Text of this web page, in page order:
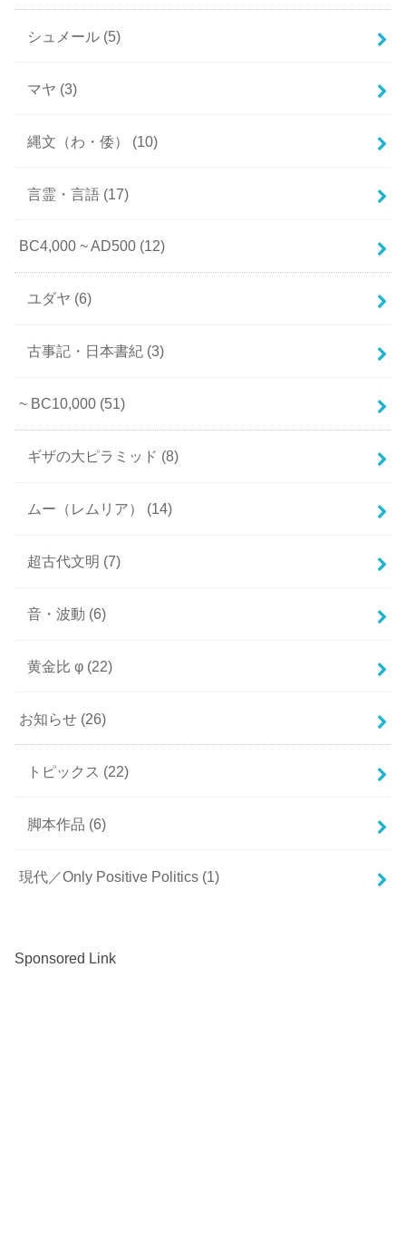
シュメール (5)
マヤ (3)
縄文（わ・倭） (10)
言霊・言語 (17)
BC4,000 ~ AD500 (12)
ユダヤ (6)
古事記・日本書紀 (3)
~ BC10,000 (51)
ギザの大ピラミッド (8)
ムー（レムリア） (14)
超古代文明 (7)
音・波動 (6)
黄金比 φ (22)
お知らせ (26)
トピックス (22)
脚本作品 (6)
現代／Only Positive Politics (1)
Sponsored Link